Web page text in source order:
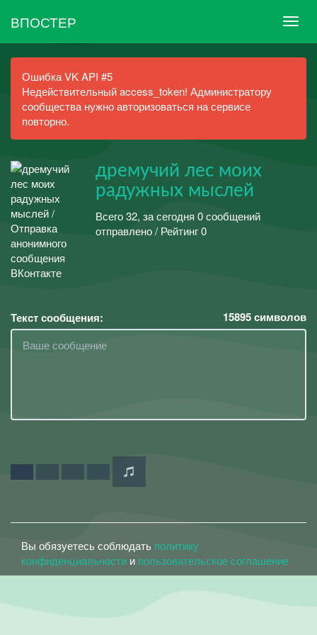
ВПОСТЕР
Ошибка VK API #5
Недействительный access_token! Администратору
сообщества нужно авторизоваться на сервисе
повторно.
дремучий лес моих
радужных мыслей
Всего 32, за сегодня 0 сообщений
отправлено / Рейтинг 0
Текст сообщения: 15895символов
Вы обязуетесь соблюдать политику
конфиденциальности и пользовательское соглашение